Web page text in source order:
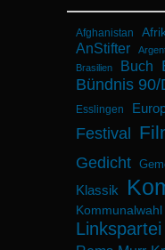
Afghanistan
AnStifter
Brasilien Buch
Bündnis
Esslingen
Festival
Gedicht
Klassik
Kommunalwahl
Linkspartei